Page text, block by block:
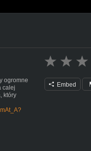
ogromne
calej
który
uliczne
Embed